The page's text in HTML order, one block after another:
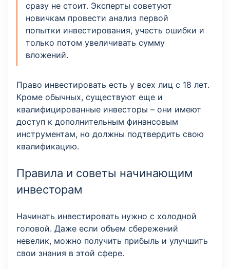
сразу не стоит. Эксперты советуют
новичкам провести анализ первой
попытки инвестирования, учесть ошибки и
только потом увеличивать сумму
вложений.
Право инвестировать есть у всех лиц с 18 лет.
Кроме обычных, существуют еще и
квалифицированные инвесторы – они имеют
доступ к дополнительным финансовым
инструментам, но должны подтвердить свою
квалификацию.
Правила и советы начинающим
инвесторам
Начинать инвестировать нужно с холодной
головой. Даже если объем сбережений
невелик, можно получить прибыль и улучшить
свои знания в этой сфере.